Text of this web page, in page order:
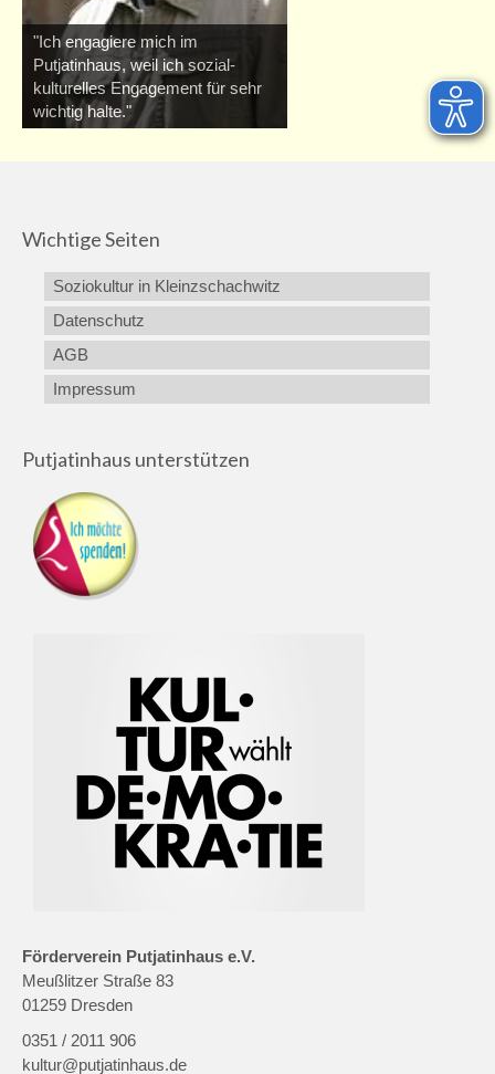
"Ich engagiere mich im
Putjatinhaus, weil ich sozial-
kulturelles Engagement für sehr
wichtig halte."
Wichtige Seiten
Soziokultur in Kleinzschachwitz
Datenschutz
AGB
Impressum
Putjatinhaus unterstützen
Förderverein Putjatinhaus e.V.
Meußlitzer Straße 83
01259 Dresden
0351 / 2011 906
kultur@putjatinhaus.de